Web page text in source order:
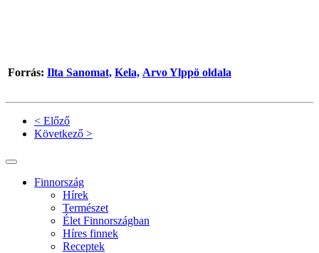
Forrás: Ilta Sanomat, Kela, Arvo Ylppö oldala
< Előző
Következő >
Finnország
Hírek
Természet
Élet Finnországban
Híres finnek
Receptek